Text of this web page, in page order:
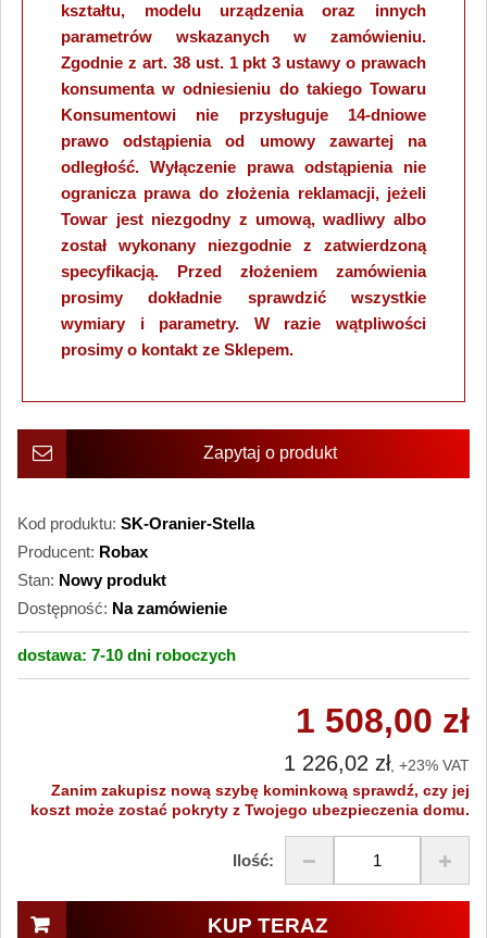
kształtu, modelu urządzenia oraz innych
parametrów wskazanych w zamówieniu.
Zgodnie z art. 38 ust. 1 pkt 3 ustawy o prawach
konsumenta w odniesieniu do takiego Towaru
Konsumentowi nie przysługuje 14-dniowe
prawo odstąpienia od umowy zawartej na
odległość. Wyłączenie prawa odstąpienia nie
ogranicza prawa do złożenia reklamacji, jeżeli
Towar jest niezgodny z umową, wadliwy albo
został wykonany niezgodnie z zatwierdzoną
specyfikacją. Przed złożeniem zamówienia
prosimy dokładnie sprawdzić wszystkie
wymiary i parametry. W razie wątpliwości
prosimy o kontakt ze Sklepem.
Zapytaj o produkt
Kod produktu: SK-Oranier-Stella
Producent: Robax
Stan: Nowy produkt
Dostępność: Na zamówienie
dostawa: 7-10 dni roboczych
1 508,00 zł
1 226,02 zł, +23% VAT
Zanim zakupisz nową szybę kominkową sprawdź, czy jej
koszt może zostać pokryty z Twojego ubezpieczenia domu.
Ilość:
KUP TERAZ